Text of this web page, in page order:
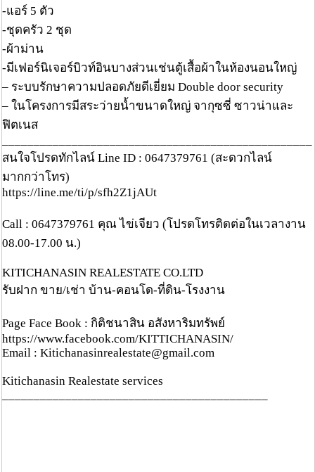
-แอร์ 5 ตัว
-ชุดครัว 2 ชุด
-ผ้าม่าน
-มีเฟอร์นิเจอร์บิวท์อินบางส่วนเช่นตู้เสื้อผ้าในห้องนอนใหญ่
– ระบบรักษาความปลอดภัยดีเยี่ยม Double door security
– ในโครงการมีสระว่ายน้ำขนาดใหญ่ จากุซซี่ ซาวน่าและ
ฟิตเนส
สนใจโปรดทักไลน์ Line ID : 0647379761 (สะดวกไลน์
มากกว่าโทร)
https://line.me/ti/p/sfh2Z1jAUt
Call : 0647379761 คุณ ไข่เจียว (โปรดโทรติดต่อในเวลางาน
08.00-17.00 น.)
KITICHANASIN REALESTATE CO.LTD
รับฝาก ขาย/เช่า บ้าน-คอนโด-ที่ดิน-โรงงาน
Page Face Book : กิติชนาสิน อสังหาริมทรัพย์
https://www.facebook.com/KITTICHANASIN/
Email : Kitichanasinrealestate@gmail.com
Kitichanasin Realestate services